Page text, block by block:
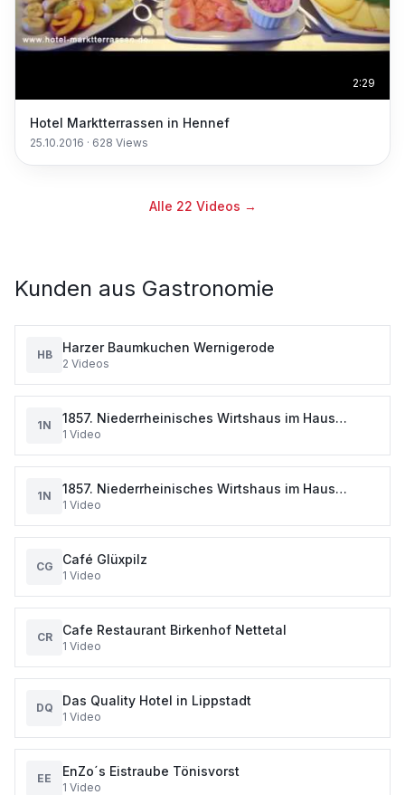
2:29
Hotel Marktterrassen in Hennef
25.10.2016 · 628 Views
Alle 22 Videos →
Kunden aus Gastronomie
HB Harzer Baumkuchen Wernigerode
2 Videos
1N
1857. Niederrheinisches Wirtshaus im Haus
Wirichs in Tönisvorst für Ihr Event.
1 Video
1N
1857. Niederrheinisches Wirtshaus im Haus
Wirichs in Tönisvorst.
1 Video
CG Café Glüxpilz
1 Video
CR Cafe Restaurant Birkenhof Nettetal
1 Video
DQ Das Quality Hotel in Lippstadt
1 Video
EE EnZo´s Eistraube Tönisvorst
1 Video